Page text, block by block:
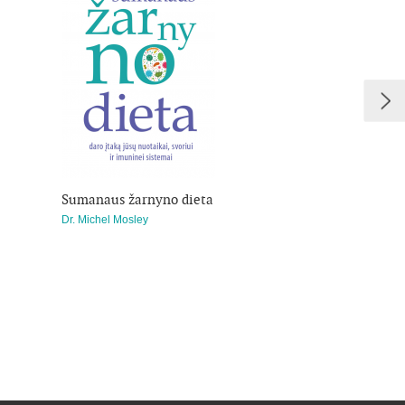
žadinančių patiekalų receptų ir
kad paskatintumėte organizmą
nuvertintos medžiagos teikiamą
Sumanaus žarnyno dieta
Dr. Michel Mosley